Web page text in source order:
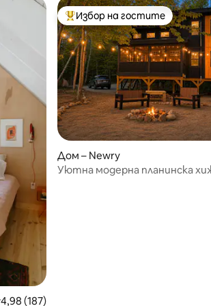
оценка: 4,98 от 5, 187 отзива
4,98 (187)
Най-популярен избор на
Избор на гостите
Дом – Newry
Уютна модерна планинска